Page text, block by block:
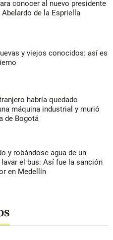
conocer al nuevo presidente
de la Espriella
y viejos conocidos: así es
habría quedado
máquina industrial y murió
de Bogotá
y robándose agua de un
lavar el bus: Así fue la sanción
en Medellín